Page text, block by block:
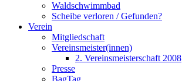
Waldschwimmbad
Scheibe verloren / Gefunden?
Verein
Mitgliedschaft
Vereinsmeister(innen)
2. Vereinsmeisterschaft 2008
Presse
BagTag